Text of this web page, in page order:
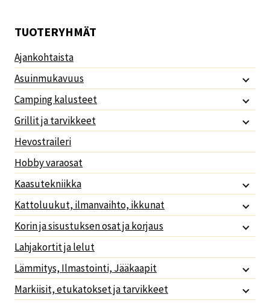
TUOTERYHMÄT
Ajankohtaista
Asuinmukavuus
Camping kalusteet
Grillit ja tarvikkeet
Hevostraileri
Hobby varaosat
Kaasutekniikka
Kattoluukut, ilmanvaihto, ikkunat
Korin ja sisustuksen osat ja korjaus
Lahjakortit ja lelut
Lämmitys, Ilmastointi, Jääkaapit
Markiisit, etukatokset ja tarvikkeet